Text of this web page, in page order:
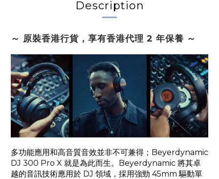
Description
～ 原裝香港行貨，享有香港代理 2 年保養 ～
多功能應用和高音質音效並非不可兼得；Beyerdynamic
DJ 300 Pro X 就是為此而生。Beyerdynamic 將其卓
越的音訊技術應用於 DJ 領域，採用強勁 45mm 驅動單